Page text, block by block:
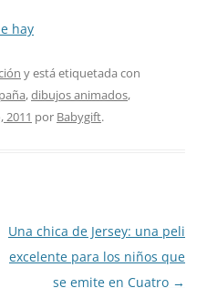
hay
y está etiquetada con
,dibujos animados,
2011 por Babygift.
Una chica de Jersey: una peli
excelente para los niños que
se emite en Cuatro →